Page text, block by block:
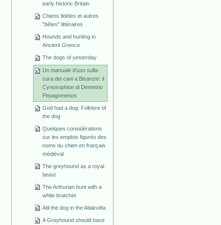
early historic Britain
Chiens fidèles et autres
"bêtes" littéraires
Hounds and hunting in
Ancient Greece
The dogs of yesterday
Un manuale d'uso sulla
cura dei cani a Bisanzio: il
Cynosophion di Demetrio
Pepagomenos
God had a dog: Folklore of
the dog
Quelques considérations
sur les emplois figurés des
noms du chien en français
médiéval
The greyhound as a royal
beast
The Arthurian hunt with a
white bratchet
Atli the dog in the Atlakviða
A Greyhound should have